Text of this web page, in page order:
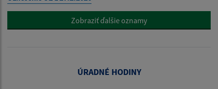
Zobraziť ďalšie oznamy
ÚRADNÉ HODINY